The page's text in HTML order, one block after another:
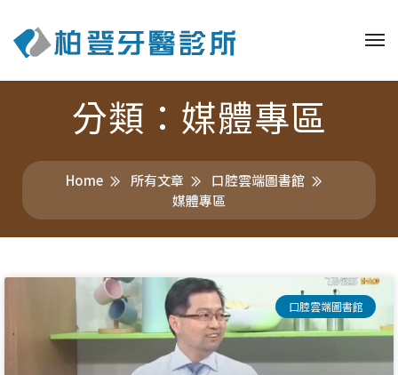
分類：媒體專區
Home 所有文章
口腔雲端圖書館
媒體專區
口腔雲端圖書館